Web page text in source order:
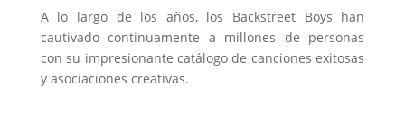
A lo largo de los años, los Backstreet Boys han
cautivado continuamente a millones de personas
con su impresionante catálogo de canciones exitosas
y asociaciones creativas.